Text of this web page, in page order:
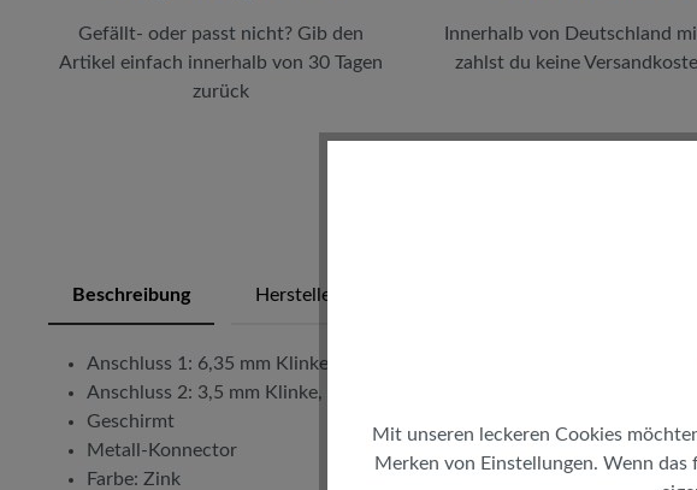
Gefällt- oder passt nicht? Gib den
Artikel einfach innerhalb von 30 Tagen
zurück
Innerhalb von Deutschland
zahlst du keine
Beschreibung Herstellerinfos
Anschluss 1: 6,35 mm Klinke, 3-Pin, TRS (Stecker)
Anschluss 2: 3,5 mm Klinke, 3-Pin, TRS (Buchse)
Geschirmt
Metall-Konnector
Farbe: Zink
Mit unseren leckeren Cookies
Merken von Einstellungen. Wenn